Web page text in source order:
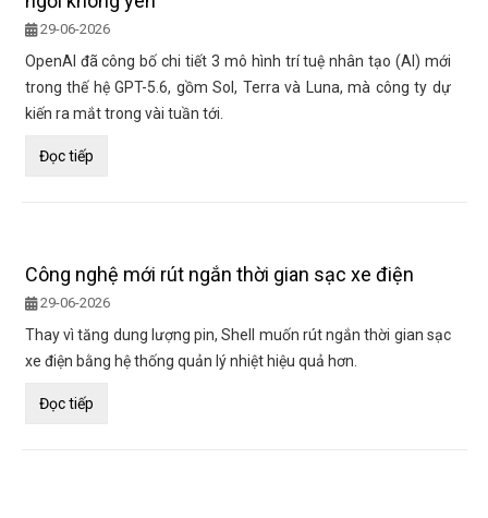
29-06-2026
OpenAI đã công bố chi tiết 3 mô hình trí tuệ nhân tạo (AI) mới
trong thế hệ GPT-5.6, gồm Sol, Terra và Luna, mà công ty dự
kiến ra mắt trong vài tuần tới.
Đọc tiếp
Công nghệ mới rút ngắn thời gian sạc xe điện
29-06-2026
Thay vì tăng dung lượng pin, Shell muốn rút ngắn thời gian sạc
xe điện bằng hệ thống quản lý nhiệt hiệu quả hơn.
Đọc tiếp